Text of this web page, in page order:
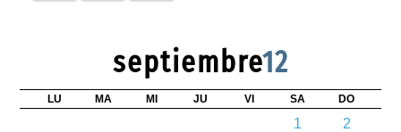
septiembre12
LU MA MI JU VI SA DO
1
2